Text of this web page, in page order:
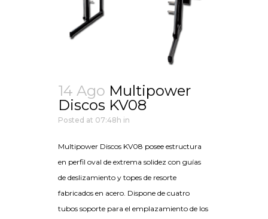
14 Ago Multipower
Discos KV08
Posted at 07:48h in
Multipower Discos KV08 posee estructura
en perfil oval de extrema solidez con guías
de deslizamiento y topes de resorte
fabricados en acero. Dispone de cuatro
tubos soporte para el emplazamiento de los